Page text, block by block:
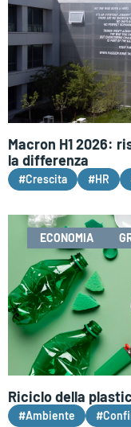
Macron H1 2026:
la differenza
#Crescita #HR
ECONOMIA
Riciclo della
#Ambiente